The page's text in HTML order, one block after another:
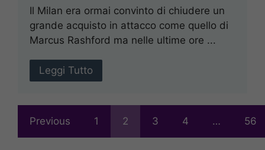
Il Milan era ormai convinto di chiudere un
grande acquisto in attacco come quello di
Marcus Rashford ma nelle ultime ore ...
Leggi Tutto
Previous 1 2 3 4 … 56